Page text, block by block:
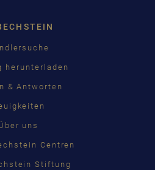
herunterladen
& Antworten
uns
Centren
Stiftung